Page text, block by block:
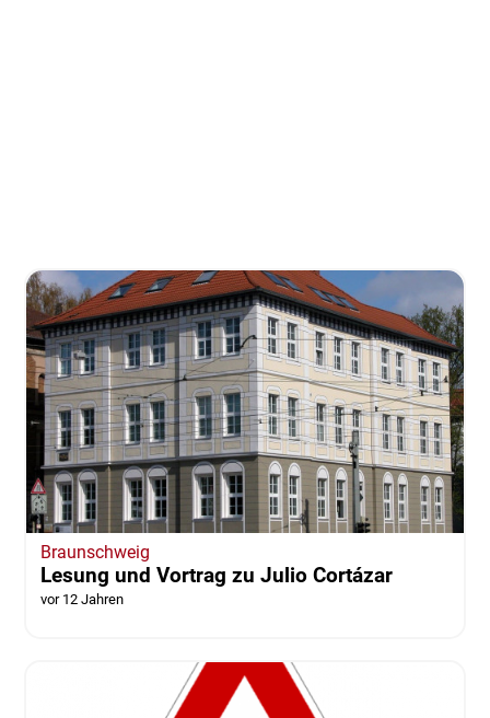
Braunschweig
Lesung und Vortrag zu Julio Cortázar
vor 12 Jahren